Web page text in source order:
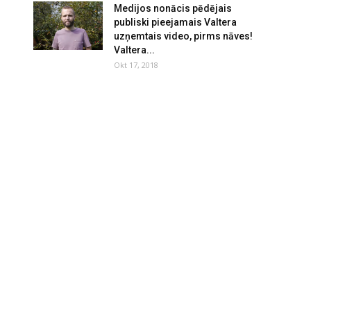
Medijos nonācis pēdējais
publiski pieejamais Valtera
uzņemtais video, pirms nāves!
Valtera...
Okt 17, 2018